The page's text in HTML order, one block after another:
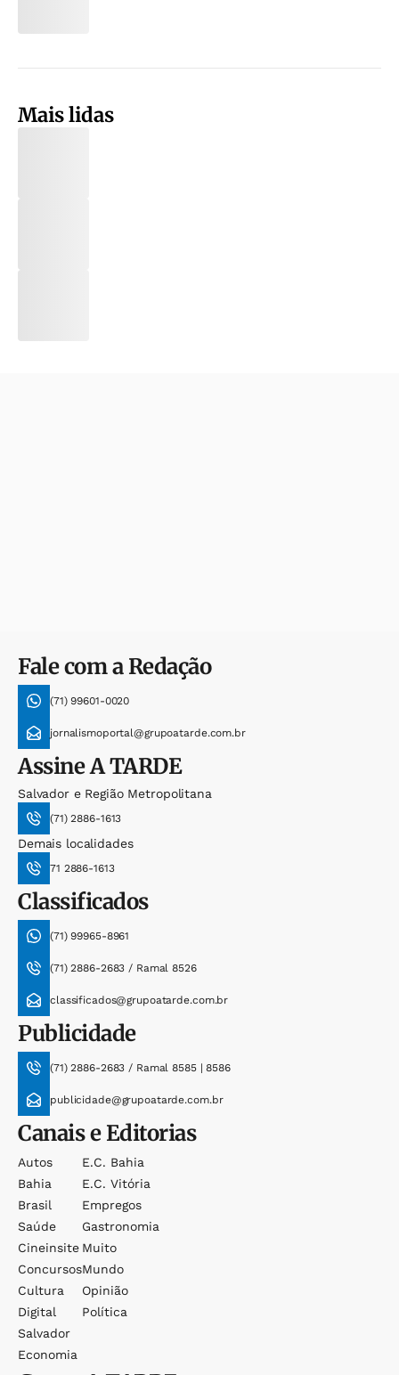
Mais lidas
Fale com a Redação
(71) 99601-0020
jornalismoportal@grupoatarde.com.br
AssineA TARDE
Salvador e Região Metropolitana
(71) 2886-1613
Demais localidades
71 2886-1613
Classificados
(71) 99965-8961
(71) 2886-2683 / Ramal 8526
classificados@grupoatarde.com.br
Publicidade
(71) 2886-2683 / Ramal 8585 | 8586
publicidade@grupoatarde.com.br
Canais e Editorias
Autos
Bahia
Brasil
Saúde
Cineinsite
Concursos
Cultura
Digital
Salvador
Economia
E.c. Bahia
E.c. Vitória
Empregos
Gastronomia
Muito
Mundo
Opinião
Política